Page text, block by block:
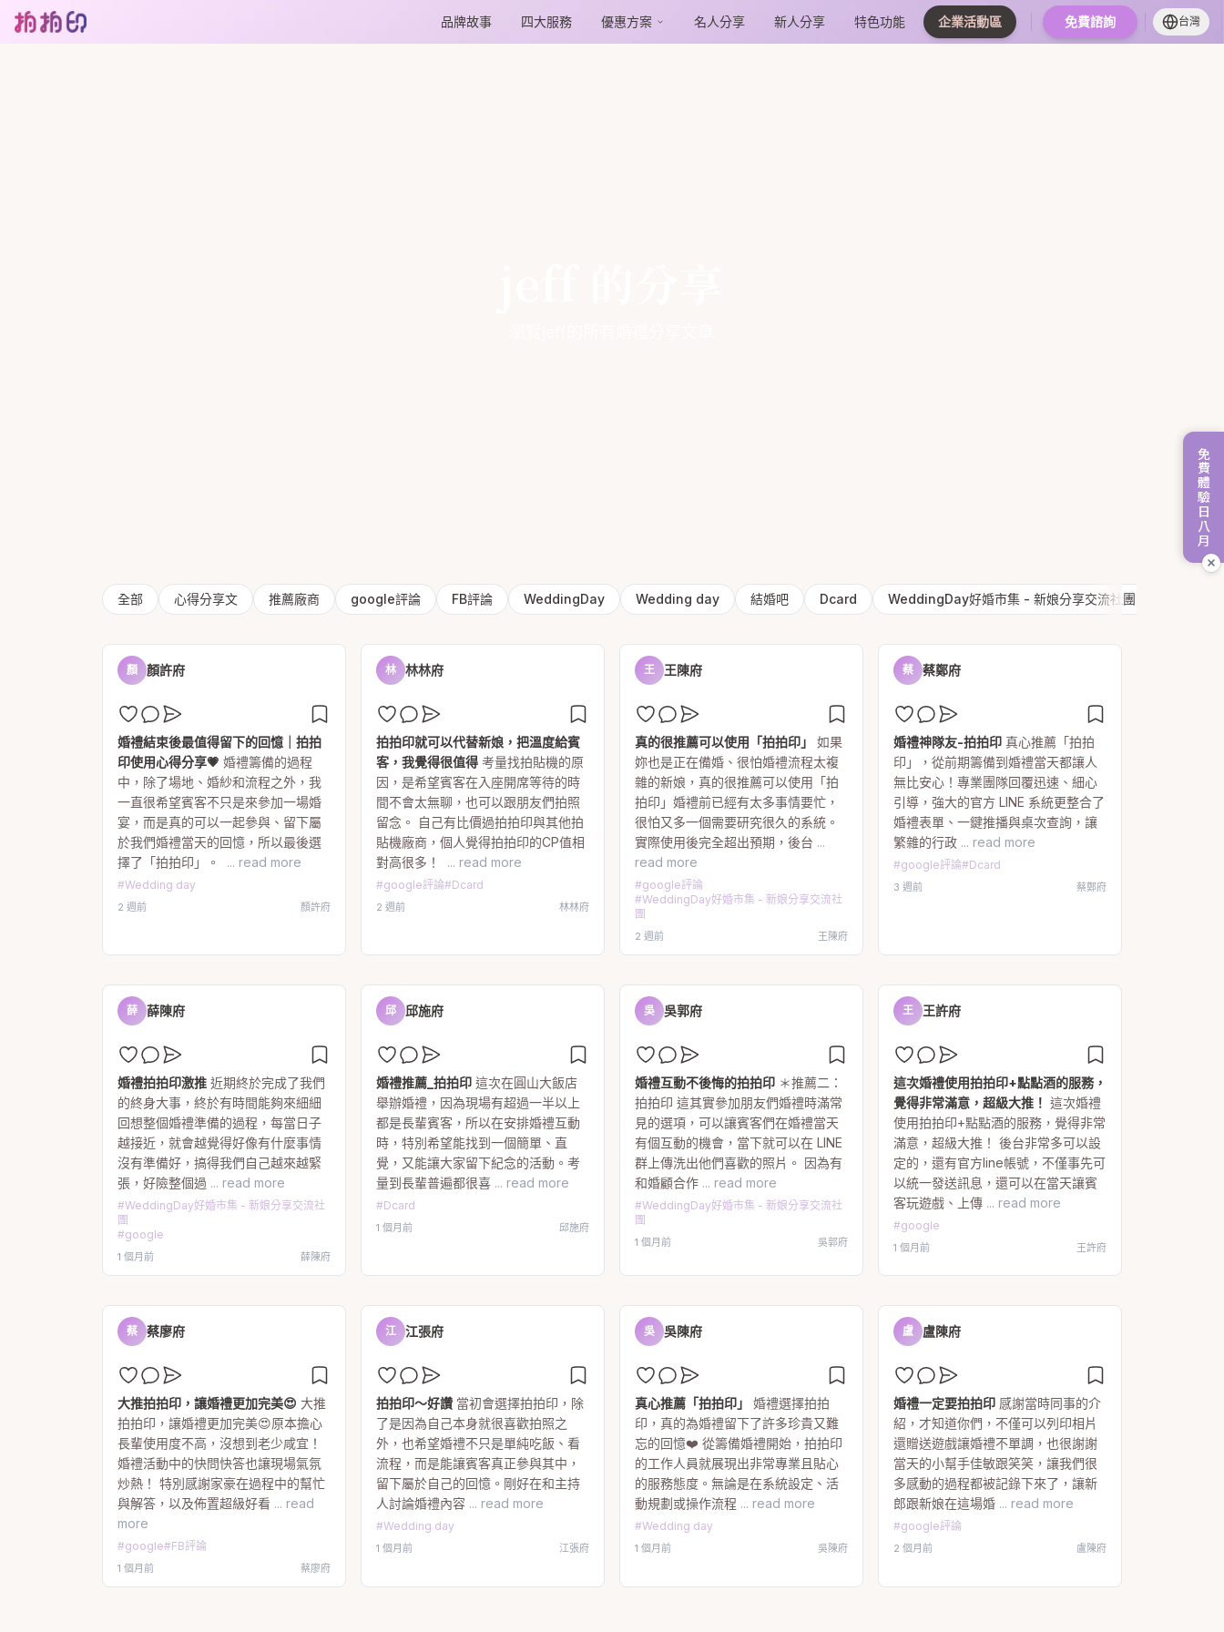
免費體驗日八月
品牌故事 四大服務 優惠方案 名人分享 新人分享 特色功能 企業活動區 免費諮詢 台灣
全部 心得分享文 推薦廠商 google評論 FB評論 WeddingDay Wedding day 結婚吧 Dcard WeddingDay好婚市集 - 新娘分享交流社團
顏 顏許府
婚禮結束後最值得留下的回憶｜拍拍
印使用心得分享💗 婚禮籌備的過程
中，除了場地、婚紗和流程之外，我
一直很希望賓客不只是來參加一場婚
宴，而是真的可以一起參與、留下屬
於我們婚禮當天的回憶，所以最後選
擇了「拍拍印」。
... read more
#Wedding day
2 週前 顏許府
林 林林府
拍拍印就可以代替新娘，把溫度給賓
客，我覺得很值得 考量找拍貼機的原
因，是希望賓客在入座開席等待的時
間不會太無聊，也可以跟朋友們拍照
留念。 自己有比價過拍拍印與其他拍
貼機廠商，個人覺得拍拍印的CP值相
對高很多！
... read more
#google評論#Dcard
2 週前 林林府
王 王陳府
真的很推薦可以使用「拍拍印」
如果
妳也是正在備婚、很怕婚禮流程太複
雜的新娘，真的很推薦可以使用「拍
拍印」婚禮前已經有太多事情要忙，
很怕又多一個需要研究很久的系統。
實際使用後完全超出預期，後台 ...
read more
#google評論
#WeddingDay好婚市集 - 新娘分享交流社
團
2 週前 王陳府
蔡 蔡鄭府
婚禮神隊友-拍拍印 真心推薦「拍拍
印」，從前期籌備到婚禮當天都讓人
無比安心！專業團隊回覆迅速、細心
引導，強大的官方 LINE 系統更整合了
婚禮表單、一鍵推播與桌次查詢，讓
繁雜的行政 ... read more
#google評論#Dcard
3 週前 蔡鄭府
薛 薛陳府
婚禮拍拍印激推 近期終於完成了我們
的終身大事，終於有時間能夠來細細
回想整個婚禮準備的過程，每當日子
越接近，就會越覺得好像有什麼事情
沒有準備好，搞得我們自己越來越緊
張，好險整個過 ... read more
#WeddingDay好婚市集 - 新娘分享交流社
團
#google
1 個月前 薛陳府
邱 邱施府
婚禮推薦_拍拍印 這次在圓山大飯店
舉辦婚禮，因為現場有超過一半以上
都是長輩賓客，所以在安排婚禮互動
時，特別希望能找到一個簡單、直
覺，又能讓大家留下紀念的活動。考
量到長輩普遍都很喜 ... read more
#Dcard
1 個月前 邱施府
吳 吳郭府
婚禮互動不後悔的拍拍印 ＊推薦二：
拍拍印 這其實參加朋友們婚禮時滿常
見的選項，可以讓賓客們在婚禮當天
有個互動的機會，當下就可以在 LINE
群上傳洗出他們喜歡的照片。 因為有
和婚顧合作 ... read more
#WeddingDay好婚市集 - 新娘分享交流社
團
1 個月前 吳郭府
王 王許府
這次婚禮使用拍拍印+點點酒的服務，
覺得非常滿意，超級大推！ 這次婚禮
使用拍拍印+點點酒的服務，覺得非常
滿意，超級大推！ 後台非常多可以設
定的，還有官方line帳號，不僅事先可
以統一發送訊息，還可以在當天讓賓
客玩遊戲、上傳 ... read more
#google
1 個月前 王許府
蔡 蔡廖府
大推拍拍印，讓婚禮更加完美😍 大推
拍拍印，讓婚禮更加完美😍原本擔心
長輩使用度不高，沒想到老少咸宜！
婚禮活動中的快問快答也讓現場氣氛
炒熱！ 特別感謝家豪在過程中的幫忙
與解答，以及佈置超級好看 ... read
more
#google#FB評論
1 個月前 蔡廖府
江 江張府
拍拍印～好讚 當初會選擇拍拍印，除
了是因為自己本身就很喜歡拍照之
外，也希望婚禮不只是單純吃飯、看
流程，而是能讓賓客真正參與其中，
留下屬於自己的回憶。剛好在和主持
人討論婚禮內容 ... read more
#Wedding day
1 個月前 江張府
吳 吳陳府
真心推薦「拍拍印」
婚禮選擇拍拍
印，真的為婚禮留下了許多珍貴又難
忘的回憶❤️ 從籌備婚禮開始，拍拍印
的工作人員就展現出非常專業且貼心
的服務態度。無論是在系統設定、活
動規劃或操作流程 ... read more
#Wedding day
1 個月前 吳陳府
盧 盧陳府
婚禮一定要拍拍印 感謝當時同事的介
紹，才知道你們，不僅可以列印相片
還贈送遊戲讓婚禮不單調，也很謝謝
當天的小幫手佳敏跟笑笑，讓我們很
多感動的過程都被記錄下來了，讓新
郎跟新娘在這場婚 ... read more
#google評論
2 個月前 盧陳府